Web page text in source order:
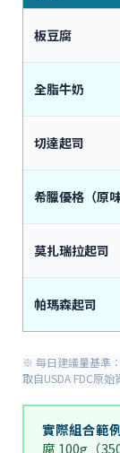
板豆腐
全脂牛奶
切達起司
希臘優格（原味
莫扎瑞拉起司
帕瑪森起司
※ 每日建議量基準
取自USDA FDC原
實際組合範
腐 100g（